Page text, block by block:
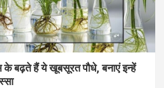
के बढ़ते हैं ये खूबसूरत पौधे, बनाएं इन्‍हें